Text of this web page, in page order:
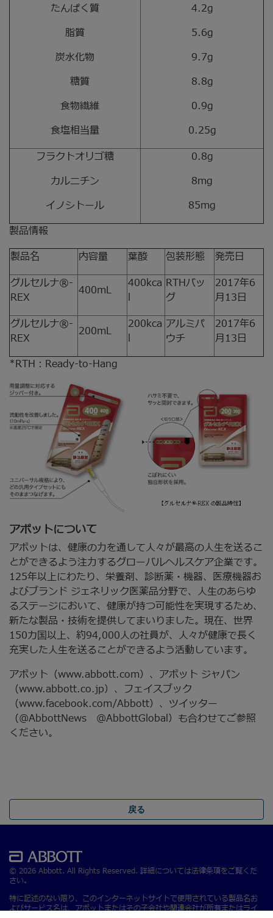
たんぱく質
脂質
炭水化物
糖質
食物繊維
食塩相当量
4.2g
5.6g
9.7g
8.8g
0.9g
0.25g
フラクトオリゴ糖
カルニチン
イノシトール
0.8g
8mg
85mg
製品情報
製品名
内容量 葉酸 包装形態
発売日
グルセルナ®-
REX
400mL
400kca
l
RTHバッ
グ
2017年6
月13日
グルセルナ®-
REX
200mL
200kca
l
アルミパ
ウチ
2017年6
月13日
*RTH：Ready-to-Hang
アボットについて
アボットは、健康の力を通して人々が最高の人生を送るこ
とができるよう注力するグローバルヘルスケア企業です。
125年以上にわたり、栄養剤、診断薬・機器、医療機器お
よびブランド ジェネリック医薬品分野で、人生のあらゆ
るステージにおいて、健康が持つ可能性を実現するため、
新たな製品・技術を提供してまいりました。現在、世界
150カ国以上、約94,000人の社員が、人々が健康で長く
充実した人生を送ることができるよう活動しています。
アボット（www.abbott.com）、アボット ジャパン
（www.abbott.co.jp）、フェイスブック
（www.facebook.com/Abbott）、ツイッター
（@AbbottNews @AbbottGlobal）も合わせてご参照
ください。
戻る
© 2026 Abbott. All Rights Reserved. 詳細については法律条項をご覧くだ
さい。
特に記述のない限り、このインターネットサイトで使用されている製品名お
よびサービス名は、アボットまたはその子会社や関連会社が所有またはライ